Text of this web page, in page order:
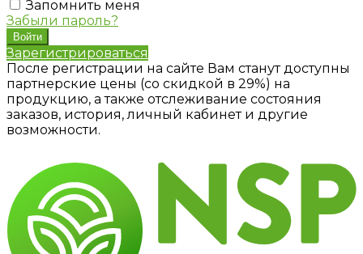
Запомнить меня
Забыли пароль?
Зарегистрироваться
После регистрации на сайте Вам станут доступны
партнерские цены (со скидкой в 29%) на
продукцию, а также отслеживание состояния
заказов, история, личный кабинет и другие
возможности.